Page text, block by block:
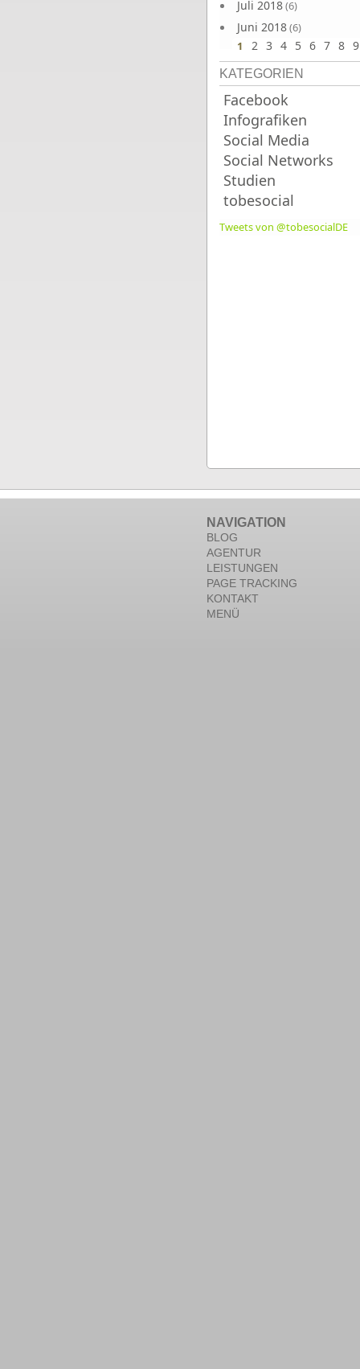
Juli 2018(6)
Juni 2018(6)
1 2 3 4 5 6 7 8 9
KATEGORIEN
Facebook
Infografiken
Social Media
Social Networks
Studien
tobesocial
Tweets von @tobesocialDE
NAVIGATION
BLOG
AGENTUR
LEISTUNGEN
PAGE TRACKING
KONTAKT
MENÜ